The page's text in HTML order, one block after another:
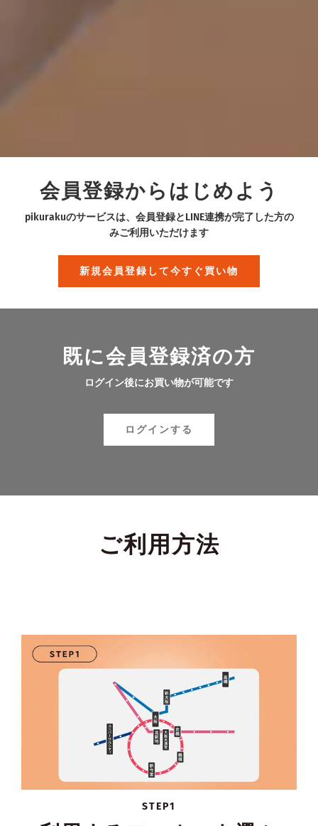
会員登録からはじめよう
pikurakuのサービスは、会員登録とLINE連携が完了した方の
みご利用いただけます
新規会員登録して今すぐ買い物
既に会員登録済の方
ログイン後にお買い物が可能です
ログインする
ご利用方法
STEP1